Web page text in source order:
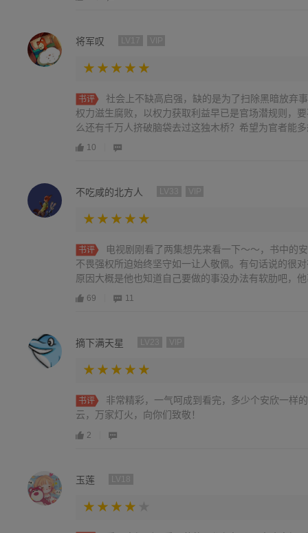
将军叹
书评
社会上不缺高启强，缺的是为了扫除黑暗放弃
权力滋生腐败，以权力获取利益早已是官场潜规则，
么还有千万人挤破脑袋去过这独木桥？希望为官者能
们最想看到的。
10
不吃咸的北方人
书评
电视剧刚看了两集想先来看一下～～，书中的
不畏强权所迫始终坚守如一让人敬佩。有句话说的很
原因大概是他也知道自己要做的事没办法有软肋吧，
两个人。有些人本可以是个好官却被家人所累，实在
69 11
摘下满天星
书评
非常精彩，一气呵成到看完，多少个安欣一样
云，万家灯火，向你们致敬！
2
玉莲